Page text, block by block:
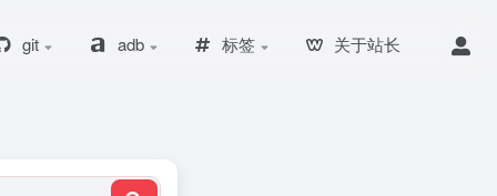
git adb 标签 关于站长